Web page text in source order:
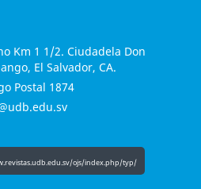
Km 1 1/2. Ciudadela Don
El Salvador, CA.
Postal 1874
ojs/index.php/typ/